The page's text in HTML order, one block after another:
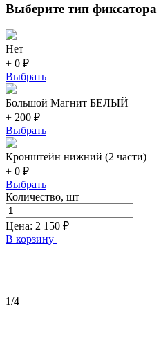
Выберите тип фиксатора
Нет
+ 0 ₽
Выбрать
Большой Магнит БЕЛЫЙ
+ 200 ₽
Выбрать
Кронштейн нижний (2 части)
+ 0 ₽
Выбрать
Количество, шт
Цена: 2 150 ₽
В корзину
1/4